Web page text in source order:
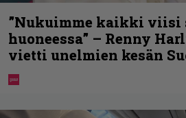
”Nukuimme kaikki viisi
huoneessa” – Renny
vietti unelmien kesän